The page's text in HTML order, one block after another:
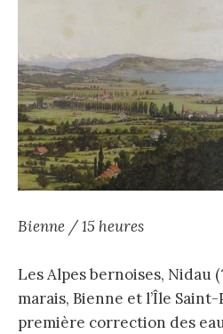
Bienne / 15 heures
Les Alpes bernoises, Nidau
marais, Bienne et l’Île
première correction des